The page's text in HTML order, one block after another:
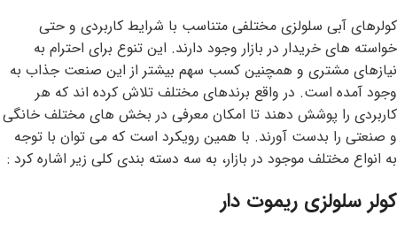
کولرهای آبی سلولزی مختلفی متناسب با شرایط کاربردی و حتی
خواسته های خریدار در بازار وجود دارند. این تنوع برای احترام به
نیازهای مشتری و همچنین کسب سهم بیشتر از این صنعت جذاب به
وجود آمده است. در واقع برندهای مختلف تلاش کرده اند که هر
کاربردی را پوشش دهند تا امکان معرفی در بخش های مختلف خانگی
و صنعتی را بدست آورند. با همین رویکرد است که می توان با توجه
به انواع مختلف موجود در بازار، به سه دسته بندی کلی زیر اشاره کرد :
کولر سلولزی ریموت دار